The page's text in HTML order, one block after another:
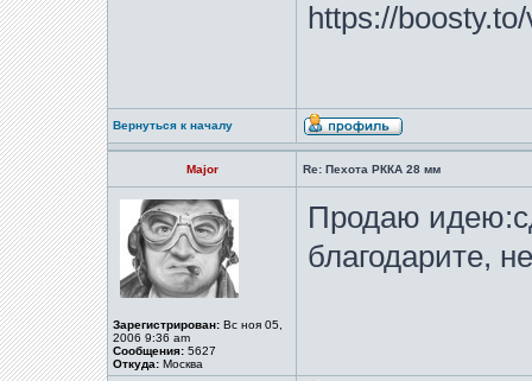
https://
Вернуться к началу
Major Re: Пехота РККА 28 мм
Зарегистрирован: Вс ноя 05,
2006 9:36 am
Сообщения: 5627
Откуда: Москва
Продаю
благодарите,